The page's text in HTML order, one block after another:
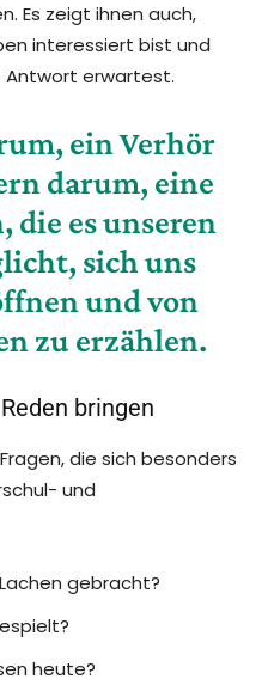
Es zeigt ihnen auch,
interessiert bist und
Antwort erwartest.
ein Verhör
darum, eine
die es unseren
sich uns
und von
zu erzählen.
bringen
die sich besonders
und
gebracht?
heute?